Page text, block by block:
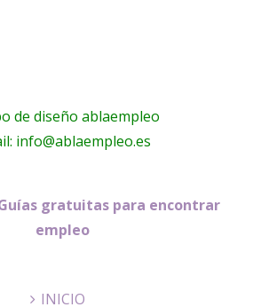
de diseño ablaempleo
info@ablaempleo.es
gratuitas para encontrar
empleo
INICIO